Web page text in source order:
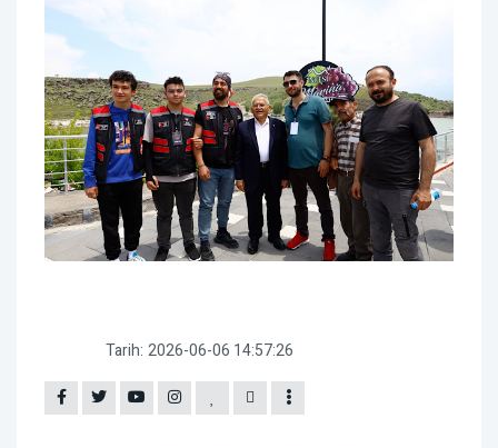
Tarih: 2026-06-06 14:57:26